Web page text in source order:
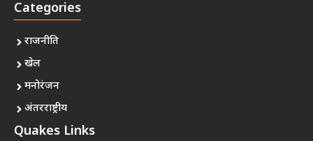
Categories
राजनीति
खेल
मनोरंजन
अंतरराष्ट्रीय
Quakes Links